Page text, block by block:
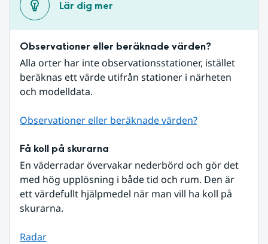
Lär dig mer
Observationer eller beräknade värden?
Alla orter har inte observationsstationer, istället
beräknas ett värde utifrån stationer i närheten
och modelldata.
Observationer eller beräknade värden?
Få koll på skurarna
En väderradar övervakar nederbörd och gör det
med hög upplösning i både tid och rum. Den är
ett värdefullt hjälpmedel när man vill ha koll på
skurarna.
Radar